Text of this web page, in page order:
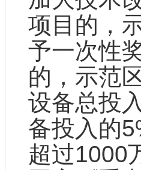
项目的，
予一次性
的，示范
设备总投
备投入的
超过1000